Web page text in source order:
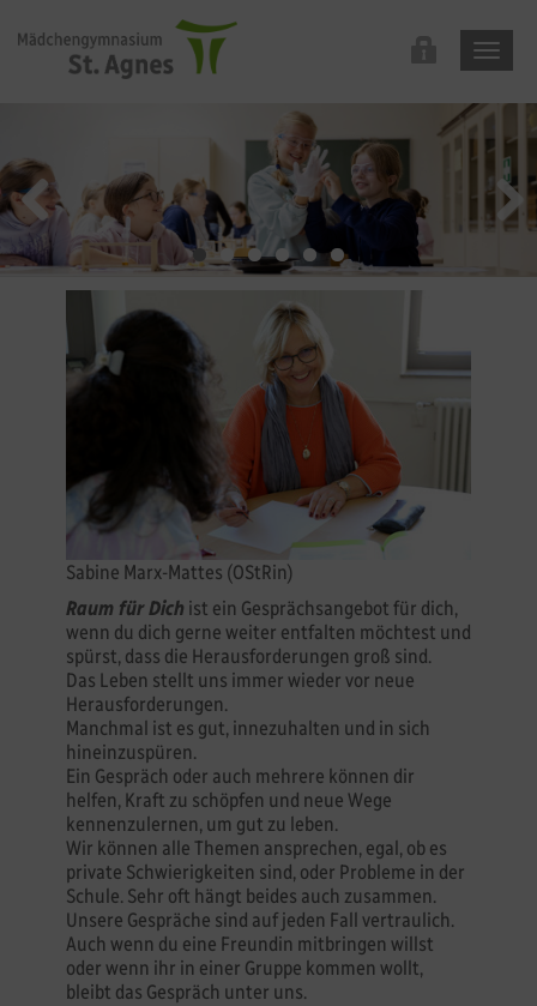
Sabine Marx-Mattes (OStRin)
Raum für Dich ist ein Gesprächsangebot für dich,
wenn du dich gerne weiter entfalten möchtest und
spürst, dass die Herausforderungen groß sind.
Das Leben stellt uns immer wieder vor neue
Herausforderungen.
Manchmal ist es gut, innezuhalten und in sich
hineinzuspüren.
Ein Gespräch oder auch mehrere können dir
helfen, Kraft zu schöpfen und neue Wege
kennenzulernen, um gut zu leben.
Wir können alle Themen ansprechen, egal, ob es
private Schwierigkeiten sind, oder Probleme in der
Schule. Sehr oft hängt beides auch zusammen.
Unsere Gespräche sind auf jeden Fall vertraulich.
Auch wenn du eine Freundin mitbringen willst
oder wenn ihr in einer Gruppe kommen wollt,
bleibt das Gespräch unter uns.